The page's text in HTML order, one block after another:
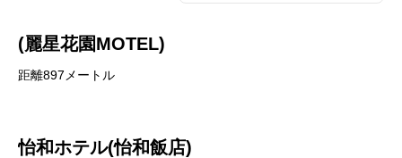
(麗星花園MOTEL)
距離897メートル
怡和ホテル(怡和飯店)